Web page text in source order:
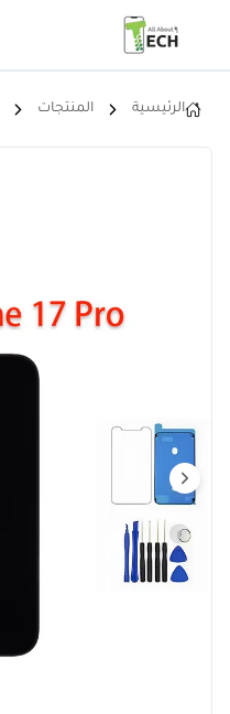
الرئيسية المنتجات